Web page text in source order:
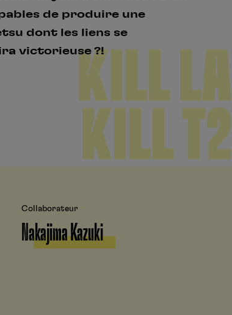
de produire une
dont les liens se
victorieuse ?!KILL LA
KILL T2
Collaborateur
Nakajima Kazuki